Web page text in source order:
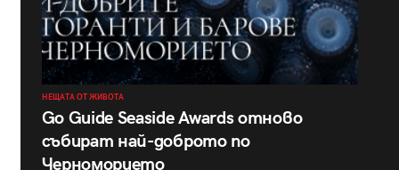
НЕЩАТА ОТ ЖИВОТА
Go Guide Seaside Awards отново
събират най-доброто по
Черноморието